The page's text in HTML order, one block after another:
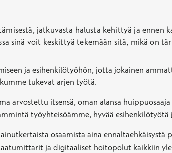
jatkuvasta halusta kehittyä ja ennen
sinä voit keskittyä tekemään sitä, mikä on
ja esihenkilötyöhön, jotta jokainen
tukevat arjen työtä.
arvostettu itsensä, oman alansa
työyhteisöämme, hyvää
ainutkertaista osaamista aina
ja digitaaliset hoitopolut kaikkiin